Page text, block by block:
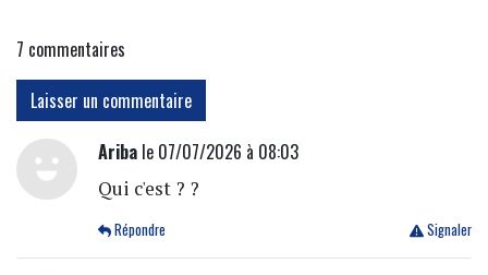
7 commentaires
Laisser un commentaire
Aribale 07/07/2026 à 08:03
Qui c'est ? ?
Signaler
Répondre